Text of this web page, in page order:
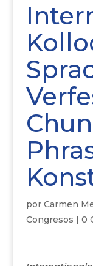
por Carmen
Congresos | 0